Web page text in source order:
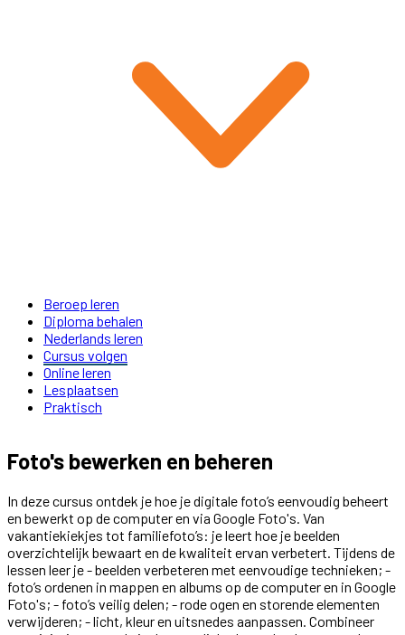
Beroep leren
Diploma behalen
Nederlands leren
Cursus volgen
Online leren
Lesplaatsen
Praktisch
Foto's bewerken en beheren
In deze cursus ontdek je hoe je digitale foto’s eenvoudig beheert
en bewerkt op de computer en via Google Foto's. Van
vakantiekiekjes tot familiefoto’s: je leert hoe je beelden
overzichtelijk bewaart en de kwaliteit ervan verbetert. Tijdens de
lessen leer je - beelden verbeteren met eenvoudige technieken; -
foto’s ordenen in mappen en albums op de computer en in Google
Foto's; - foto’s veilig delen; - rode ogen en storende elementen
verwijderen; - licht, kleur en uitsnedes aanpassen. Combineer